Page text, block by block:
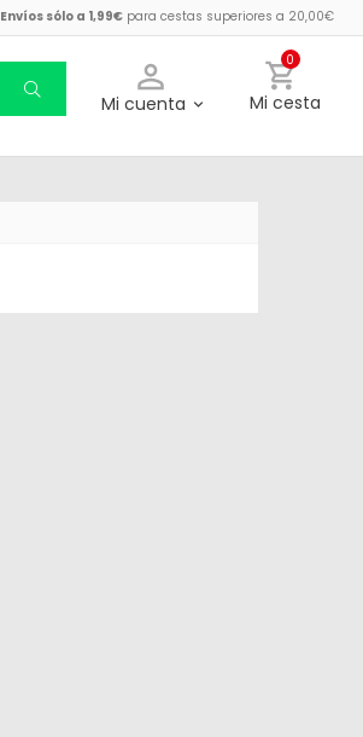
Envíos sólo a 1,99€ para cestas superiores a 20,00€
Mi cuenta
0
Mi cesta